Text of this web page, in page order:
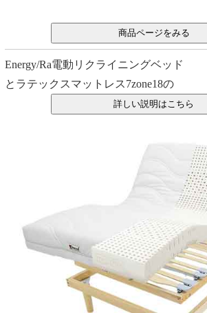
Energy/Ra電動リクライニングベッド
とラテックスマットレス7zone18の